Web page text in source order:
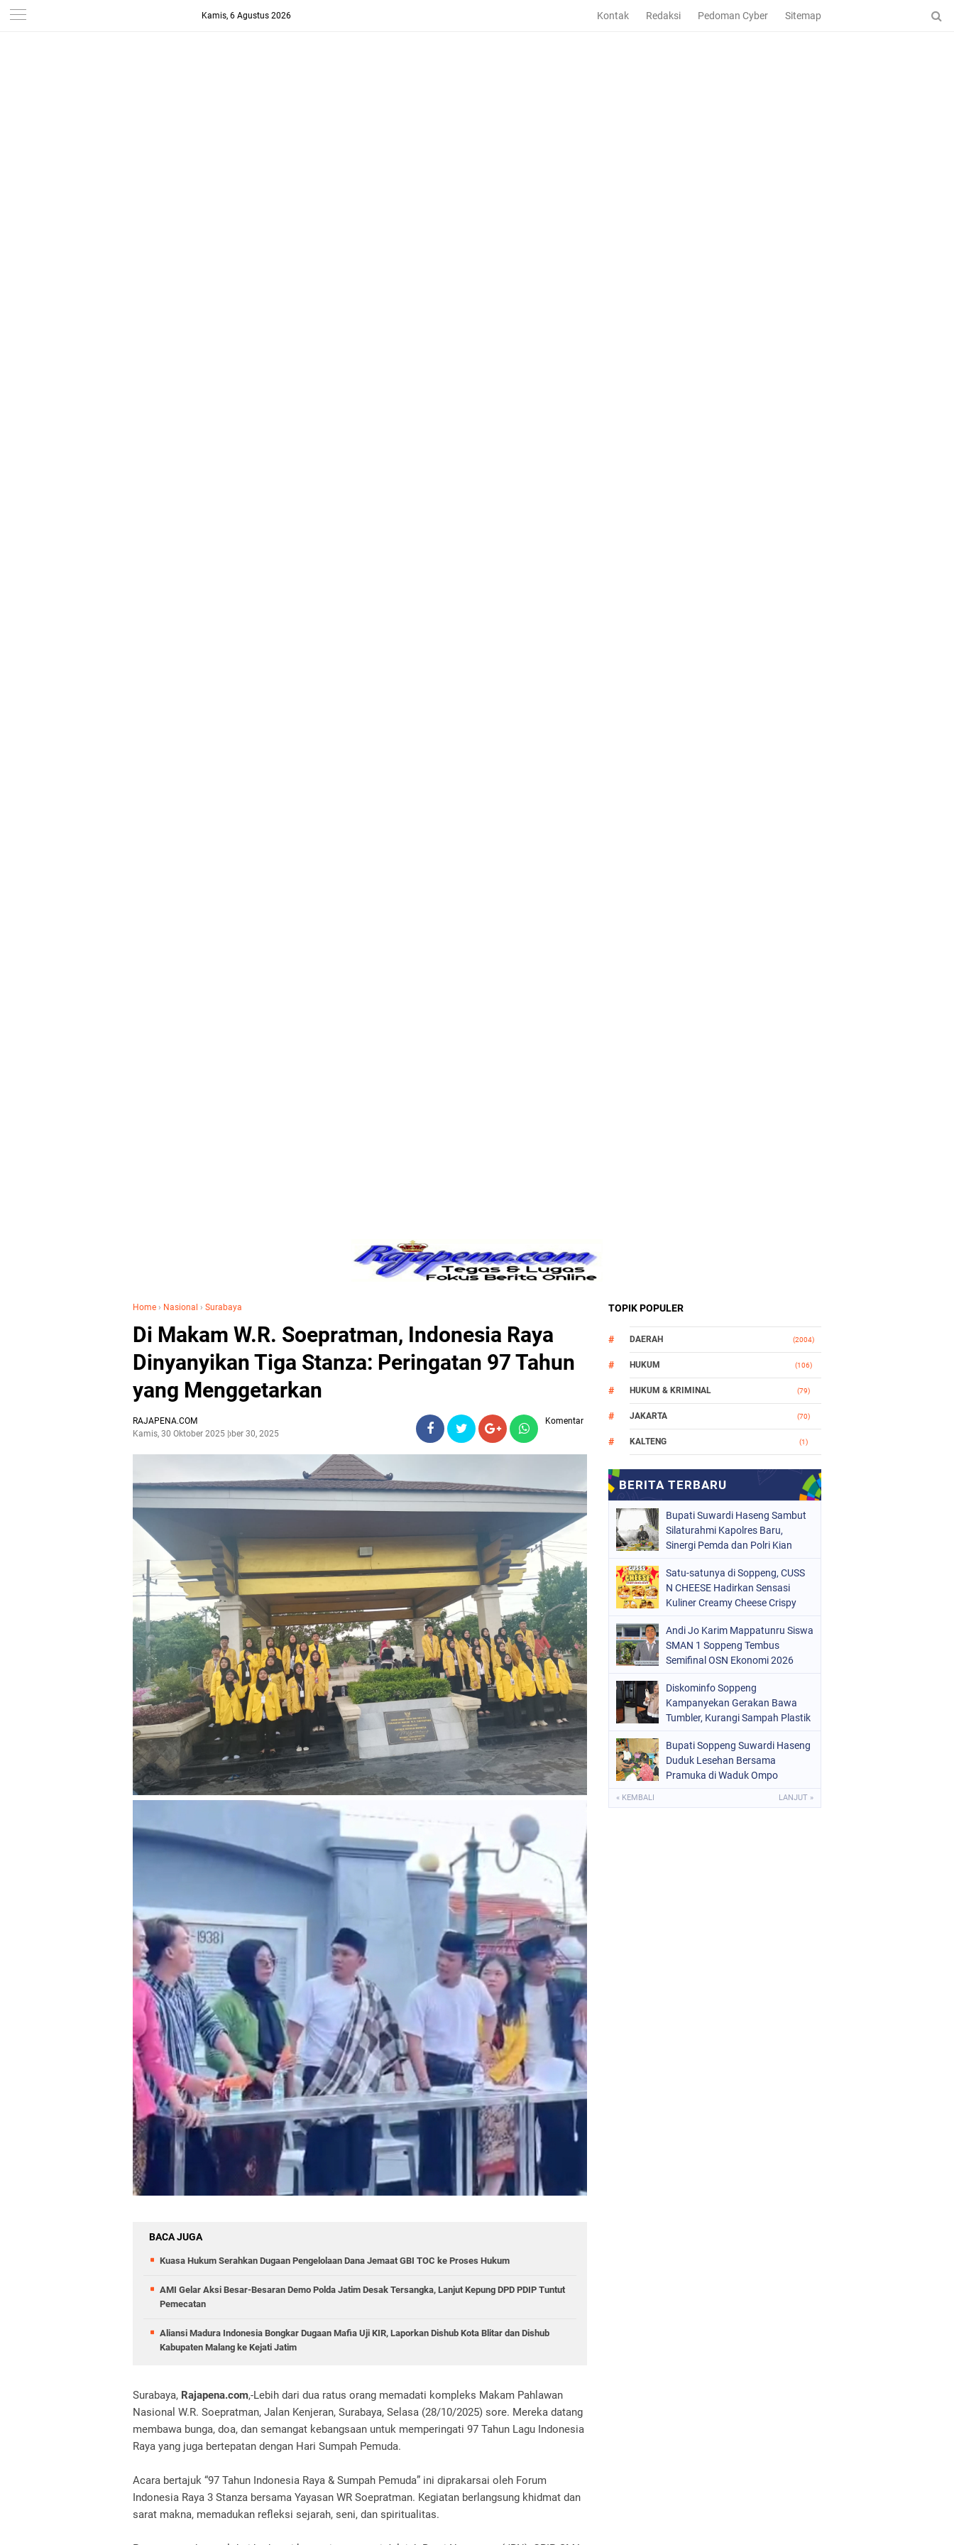
Kamis, 6 Agustus 2026 Kontak Redaksi Pedoman Cyber Sitemap
Home › Nasional › Surabaya
Di Makam W.R. Soepratman, Indonesia Raya
Dinyanyikan Tiga Stanza: Peringatan 97 Tahun
yang Menggetarkan
RAJAPENA.COM
Kamis, 30 Oktober 2025Oktober 30, 2025
Komentar
BACA JUGA
Kuasa Hukum Serahkan Dugaan Pengelolaan Dana Jemaat GBI TOC ke Proses Hukum
AMI Gelar Aksi Besar-Besaran Demo Polda Jatim Desak Tersangka, Lanjut Kepung DPD PDIP Tuntut
Pemecatan
Aliansi Madura Indonesia Bongkar Dugaan Mafia Uji KIR, Laporkan Dishub Kota Blitar dan Dishub
Kabupaten Malang ke Kejati Jatim
Surabaya, Rajapena.com,-‎Lebih dari dua ratus orang memadati kompleks Makam Pahlawan
Nasional W.R. Soepratman, Jalan Kenjeran, Surabaya, Selasa (28/10/2025) sore. Mereka datang
membawa bunga, doa, dan semangat kebangsaan untuk memperingati 97 Tahun Lagu Indonesia
Raya yang juga bertepatan dengan Hari Sumpah Pemuda.
‎Acara bertajuk “97 Tahun Indonesia Raya & Sumpah Pemuda” ini diprakarsai oleh Forum
Indonesia Raya 3 Stanza bersama Yayasan WR Soepratman. Kegiatan berlangsung khidmat dan
sarat makna, memadukan refleksi sejarah, seni, dan spiritualitas.
TOPIK POPULER
DAERAH (2004)
HUKUM (106)
HUKUM & KRIMINAL (79)
JAKARTA (70)
KALTENG (1)
MAKASSAR
(748)
ORGANISASI (162)
PERISTIWA
POLITIK (157)
POLRI
SULSEL
Bupati Suwardi Haseng Sambut
Silaturahmi Kapolres Baru,
Sinergi Pemda dan Polri Kian
Satu-satunya di Soppeng, CUSS
N CHEESE Hadirkan Sensasi
Kuliner Creamy Cheese Crispy
Andi Jo Karim Mappatunru Siswa
SMAN 1 Soppeng Tembus
Semifinal OSN Ekonomi 2026
Diskominfo Soppeng
Kampanyekan Gerakan Bawa
Tumbler, Kurangi Sampah Plastik
Bupati Soppeng Suwardi Haseng
Duduk Lesehan Bersama
Pramuka di Waduk Ompo
« KEMBALI LANJUT »